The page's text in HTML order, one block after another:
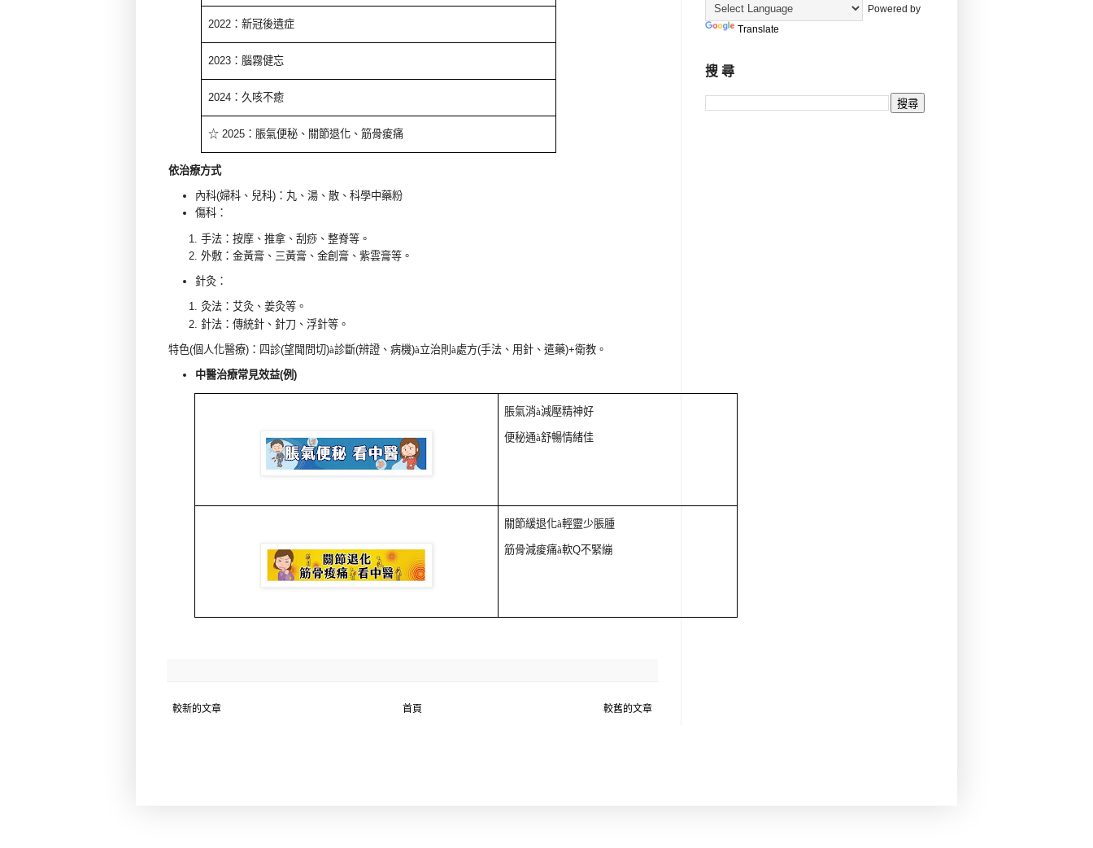
2022：新冠後遺症
2023：腦霧健忘
2024：久咳不癒
☆ 2025：脹氣便秘、關節退化、筋骨痠痛
依治療方式
內科(婦科、兒科) ：丸、湯、散、科學中藥粉
傷科：
手法：按摩、推拿、刮痧、整脊等。
外敷：金黃膏、三黃膏、金創膏、紫雲膏等。
針灸：
灸法：艾灸、姜灸等。
針法：傳統針、針刀、浮針等。
特色(個人化醫療) ： 四診(望聞問切)à診斷(辨證、病機)à立治則 à處方(手法、用針、遣藥)+衛教。
中醫治療常見效益(例)
脹氣消à減壓精神好
便秘通à舒暢情緒佳
關節緩退化à輕靈少脹腫
筋骨減痠痛à軟Q不緊繃
較新的文章 較舊的文章
首頁
Powered by
Translate
搜 尋